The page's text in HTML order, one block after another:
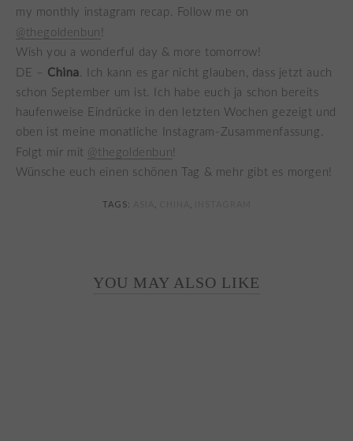
my monthly instagram recap. Follow me on
@thegoldenbun !
Wish you a wonderful day & more tomorrow!
DE – China. Ich kann es gar nicht glauben, dass jetzt auch
schon September um ist. Ich habe euch ja schon bereits
haufenweise Eindrücke in den letzten Wochen gezeigt und
oben ist meine monatliche Instagram-Zusammenfassung.
Folgt mir mit @thegoldenbun!
Wünsche euch einen schönen Tag & mehr gibt es morgen!
TAGS:
YOU MAY ALSO LIKE